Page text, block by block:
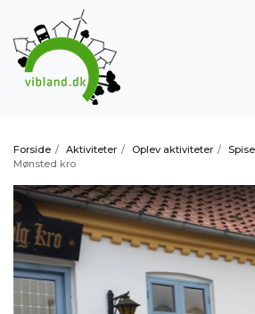
Forside / Aktiviteter / Oplev aktiviteter /
Mønsted kro